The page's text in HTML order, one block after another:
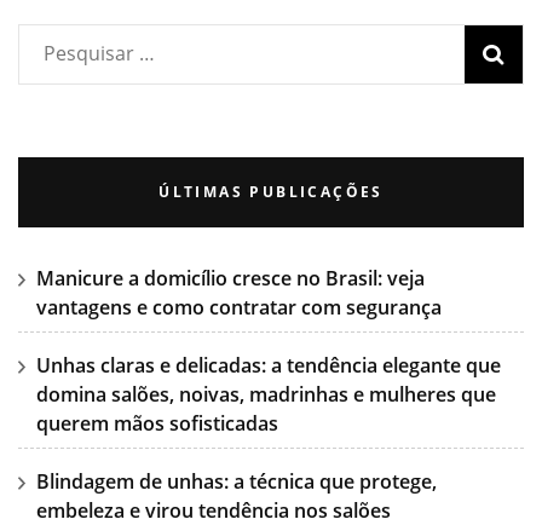
ÚLTIMAS PUBLICAÇÕES
Manicure a domicílio cresce no Brasil: veja
vantagens e como contratar com segurança
Unhas claras e delicadas: a tendência elegante que
domina salões, noivas, madrinhas e mulheres que
querem mãos sofisticadas
Blindagem de unhas: a técnica que protege,
embeleza e virou tendência nos salões